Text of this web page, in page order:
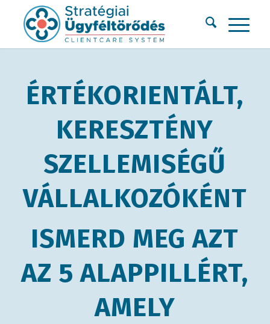
ÉRTÉKORIENTÁLT,
KERESZTÉNY
SZELLEMISÉGŰ
VÁLLALKOZÓKÉNT
ISMERD MEG AZT
AZ 5 ALAPPILLÉRT,
AMELY